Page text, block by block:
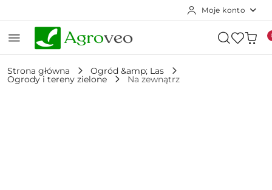
Moje konto
Strona główna Ogród &amp; Las
Ogrody i tereny zielone Na zewnątrz